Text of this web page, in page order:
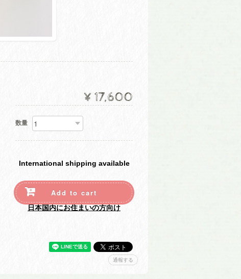
¥17,600
数量
International shipping available
Add to cart
日本国内にお住まいの方向け
通報する